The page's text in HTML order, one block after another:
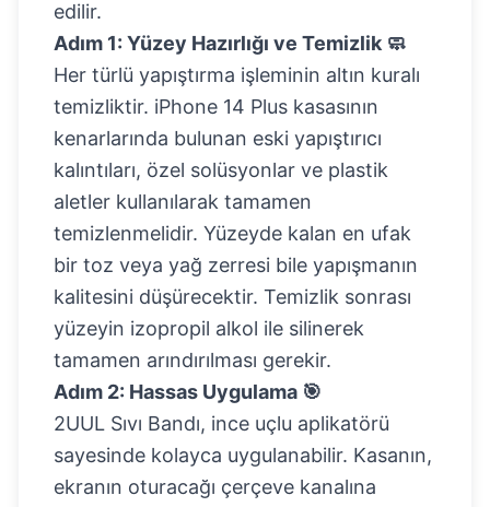
edilir.
Adım 1: Yüzey Hazırlığı ve Temizlik 🧼
Her türlü yapıştırma işleminin altın kuralı
temizliktir. iPhone 14 Plus kasasının
kenarlarında bulunan eski yapıştırıcı
kalıntıları, özel solüsyonlar ve plastik
aletler kullanılarak tamamen
temizlenmelidir. Yüzeyde kalan en ufak
bir toz veya yağ zerresi bile yapışmanın
kalitesini düşürecektir. Temizlik sonrası
yüzeyin izopropil alkol ile silinerek
tamamen arındırılması gerekir.
Adım 2: Hassas Uygulama 🎯
2UUL Sıvı Bandı, ince uçlu aplikatörü
sayesinde kolayca uygulanabilir. Kasanın,
ekranın oturacağı çerçeve kanalına